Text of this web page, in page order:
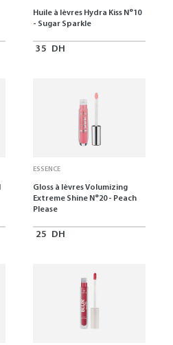
Huile à lèvres Hydra Kiss N°10
- Sugar Sparkle
35 DH
ESSENCE
Gloss à lèvres Volumizing
Extreme Shine N°20 - Peach
Please
25 DH